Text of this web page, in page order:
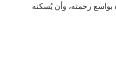
بواسع رحمته، وأن يُسكنه